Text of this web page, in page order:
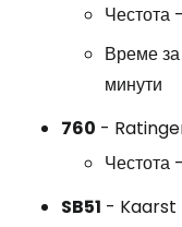
Честота
Време
минути
760 -
Честота
SB51 - Kaarst